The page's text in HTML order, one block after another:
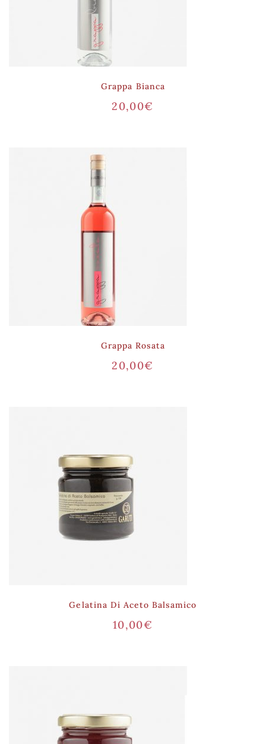
Grappa Bianca
20,00€
Grappa Rosata
20,00€
Gelatina Di Aceto Balsamico
10,00€